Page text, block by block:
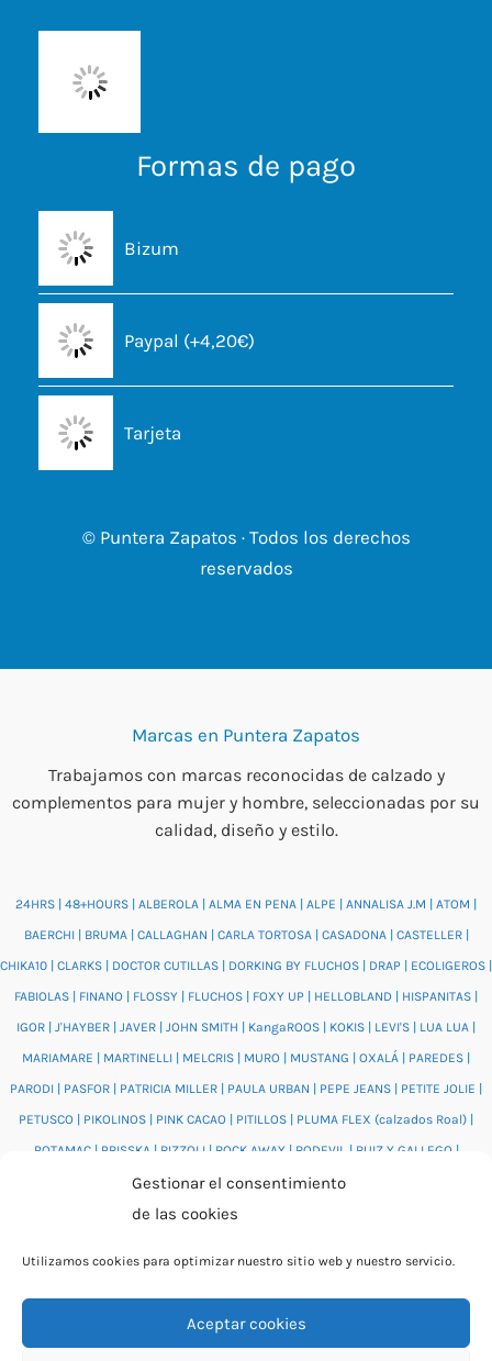
Gestionar el consentimiento
de las cookies
Utilizamos cookies para optimizar nuestro sitio web y nuestro servicio.
Aceptar cookies
Formas de pago
Bizum
Paypal (+4,20€)
Tarjeta
© Puntera Zapatos · Todos los derechos
reservados
Marcas en Puntera Zapatos
Trabajamos con marcas reconocidas de calzado y
complementos para mujer y hombre, seleccionadas por su
calidad, diseño y estilo.
24HRS | 48+HOURS | ALBEROLA | ALMA EN PENA | ALPE | ANNALISA J.M | ATOM |
BAERCHI| BRUMA | CALLAGHAN | CARLA TORTOSA | CASADONA | CASTELLER|
CHIKA10 | CLARKS | DOCTOR CUTILLAS | DORKING BY FLUCHOS | DRAP | ECOLIGEROS |
FABIOLAS | FINANO | FLOSSY | FLUCHOS | FOXY UP | HELLOBLAND | HISPANITAS |
IGOR | J'HAYBER | JAVER | JOHN SMITH | KangaROOS | KOKIS | LEVI'S | LUA LUA |
MARIAMARE | MARTINELLI | MELCRIS | MURO | MUSTANG | OXALÁ | PAREDES |
PARODI | PASFOR | PATRICIA MILLER | PAULA URBAN | PEPE JEANS | PETITE JOLIE |
PETUSCO | PIKOLINOS | PINK CACAO | PITILLOS | PLUMA FLEX (calzados Roal) |
POTAMAC| PRISSKA | RIZZOLI| ROCK AWAY| RODEVIL | RUIZ Y GALLEGO|
SALVI|SAM'S |VALENTINO BAGS|VIDORRETA
WONDERS|
© 2026 Catálogo online Puntera Zapatos · Calzado cómodo